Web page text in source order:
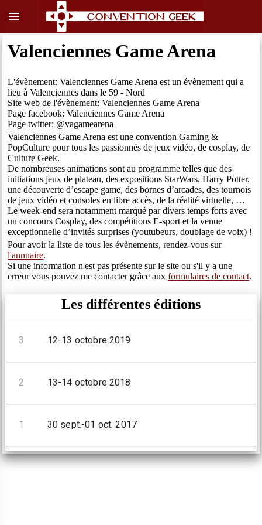
menu
Valenciennes Game Arena
L'évènement: Valenciennes Game Arena est un évènement qui a
lieu à Valenciennes dans le 59 - Nord
Site web de l'évènement: Valenciennes Game Arena
Page facebook: Valenciennes Game Arena
Page twitter: @vagamearena
Valenciennes Game Arena est une convention Gaming &
PopCulture pour tous les passionnés de jeux vidéo, de cosplay, de
Culture Geek.
De nombreuses animations sont au programme telles que des
initiations jeux de plateau, des expositions StarWars, Harry Potter,
une découverte d’escape game, des bornes d’arcades, des tournois
de jeux vidéo et consoles en libre accès, de la réalité virtuelle, …
Le week-end sera notamment marqué par divers temps forts avec
un concours Cosplay, des compétitions E-sport et la venue
exceptionnelle d’invités surprises (youtubeurs, doublage de voix) !
Pour avoir la liste de tous les évènements, rendez-vous sur
l'annuaire.
Si une information n'est pas présente sur le site ou s'il y a une
erreur vous pouvez me contacter grâce auxformulaires de contact.
Les différentes éditions
3 12-13 octobre 2019
2 13-14 octobre 2018
1 30 sept.-01 oct. 2017